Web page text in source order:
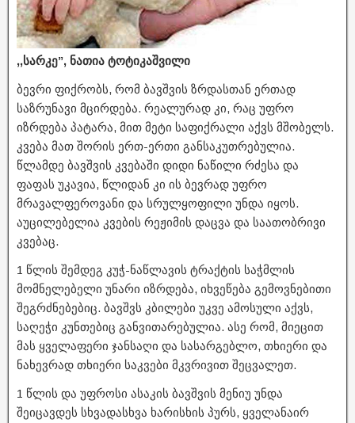
,,სარკე”, ნათია ტოტიკაშვილი
ბევრი ფიქრობს, რომ ბავშვის ზრდასთან ერთად
საზრუნავი მცირდება. რეალურად კი, რაც უფრო
იზრდება პატარა, მით მეტი საფიქრალი აქვს მშობელს.
კვება მათ შორის ერთ-ერთი განსაკუთრებულია.
წლამდე ბავშვის კვებაში დიდი ნაწილი რძესა და
ფაფას უკავია, წლიდან კი ის ბევრად უფრო
მრავალფეროვანი და სრულყოფილი უნდა იყოს.
აუცილებელია კვების რეჟიმის დაცვა და საათობრივი
კვებაც.
1 წლის შემდეგ კუჭ-ნაწლავის ტრაქტის საჭმლის
მომნელებელი უნარი იზრდება, იხვეწება გემოვნებითი
შეგრძნებებიც. ბავშვს კბილები უკვე ამოსული აქვს,
საღეჭი კუნთებიც განვითარებულია. ასე რომ, მიეცით
მას ყველაფერი ჯანსაღი და სასარგებლო, თხიერი და
ნახევრად თხიერი საკვები მკვრივით შეცვალეთ.
1 წლის და უფროსი ასაკის ბავშვის მენიუ უნდა
შეიცავდეს სხვადასხვა ხარისხის პურს, ყველანაირ